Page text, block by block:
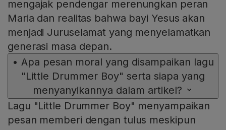
mengajak pendengar merenungkan peran
Maria dan realitas bahwa bayi Yesus akan
menjadi Juruselamat yang menyelamatkan
generasi masa depan.
• Apa pesan moral yang disampaikan lagu
"Little Drummer Boy" serta siapa yang
menyanyikannya dalam artikel?
Lagu "Little Drummer Boy" menyampaikan
pesan memberi dengan tulus meskipun